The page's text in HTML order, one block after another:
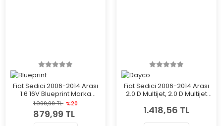
Fiat Sedici 2006-2014 Arası
1.6 16V Blueprint Marka
Vantilatör Kayış Gergi
Rulmanı
1.099,99 TL %20
879,99 TL
Fiat Sedici 2006-2014 Arası
2.0 D Multijet, 2.0 D Multijet
Kayış Gergi Rulmanı
1.418,56 TL